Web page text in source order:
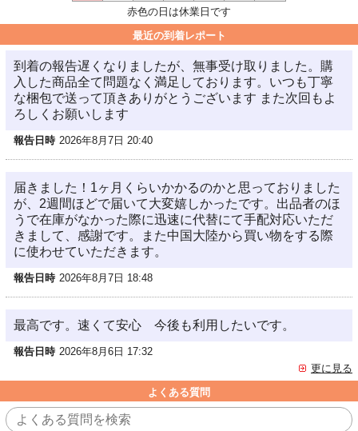
赤色の日は休業日です
最近の到着レポート
到着の報告遅くなりましたが、無事受け取りました。購
入した商品全て問題なく満足しております。いつも丁寧
な梱包で送って頂きありがとうございます また次回もよ
ろしくお願いします
報告日時 2026年8月7日 20:40
届きました！1ヶ月くらいかかるのかと思っておりました
が、2週間ほどで届いて大変嬉しかったです。出品者のほ
うで在庫がなかった際に迅速に代替にて手配対応いただ
きまして、感謝です。また中国大陸から買い物をする際
に使わせていただきます。
報告日時 2026年8月7日 18:48
最高です。速くて安心 今後も利用したいです。
報告日時 2026年8月6日 17:32
更に見る
よくある質問